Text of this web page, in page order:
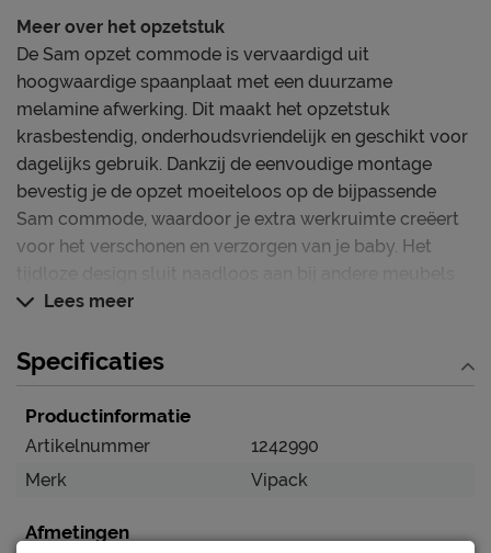
Meer over het opzetstuk
De Sam opzet commode is vervaardigd uit
hoogwaardige spaanplaat met een duurzame
melamine afwerking. Dit maakt het opzetstuk
krasbestendig, onderhoudsvriendelijk en geschikt voor
dagelijks gebruik. Dankzij de eenvoudige montage
bevestig je de opzet moeiteloos op de bijpassende
Sam commode, waardoor je extra werkruimte creëert
voor het verschonen en verzorgen van je baby. Het
uit de Sam collectie en zorgt voor een stijlvolle en
Deze Sam opzet commode blinkt uit in:
Warme houtlook met strak, minimalistisch design
Gemaakt van stevige en onderhoudsvriendelijke
materialen
Lees meer
Specificaties
Productinformatie
Artikelnummer
1242990
Merk
Vipack
Afmetingen